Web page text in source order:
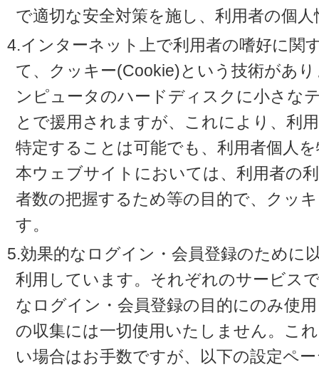
で適切な安全対策を施し、利用者の個
4.インターネット上で利用者の嗜好に関
て、クッキー(Cookie)という技術があ
ンピュータのハードディスクに小さな
とで援用されますが、これにより、利
特定することは可能でも、利用者個人
本ウェブサイトにおいては、利用者の
者数の把握するため等の目的で、クッ
す。
5.効果的なログイン・会員登録のために
利用しています。それぞれのサービス
なログイン・会員登録の目的にのみ使
の収集には一切使用いたしません。こ
い場合はお手数ですが、以下の設定ペ